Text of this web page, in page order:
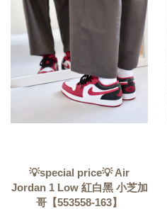
💡special price💡 Air
Jordan 1 Low 紅白黑 小芝加
哥【553558-163】